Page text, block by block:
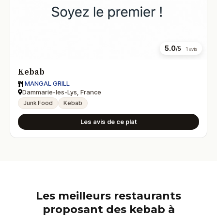
5.0/5 1 avis
Kebab
MANGAL GRILL
Dammarie-les-Lys, France
Junk Food Kebab
Les avis de ce plat
Les meilleurs restaurants
proposant des kebab à